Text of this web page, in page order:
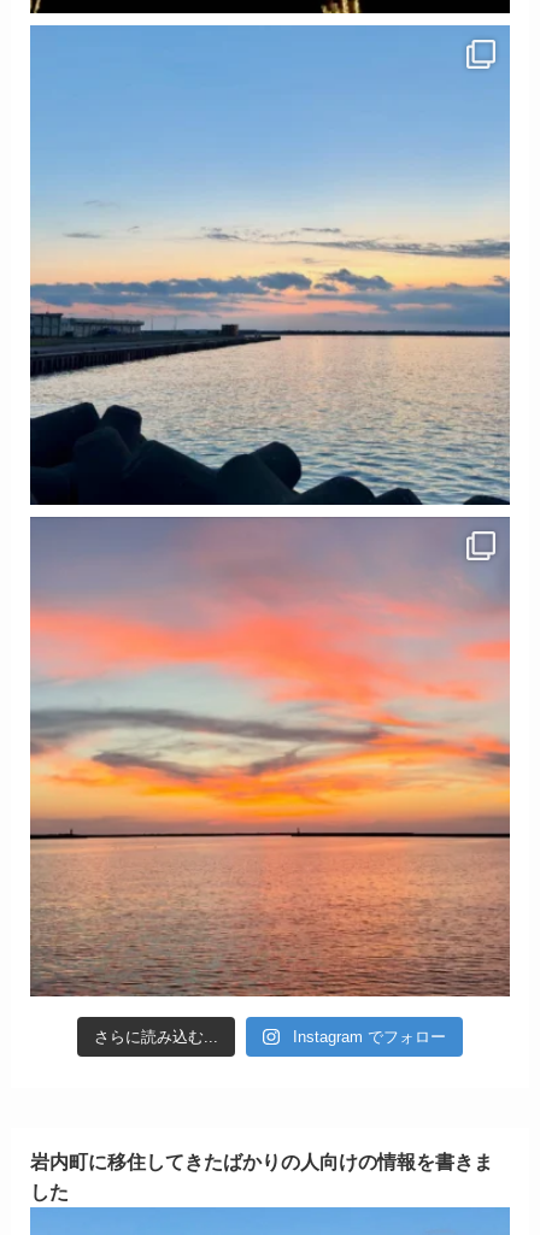
さらに読み込む... Instagram でフォロー
岩内町に移住してきたばかりの人向けの情報を書きま
した